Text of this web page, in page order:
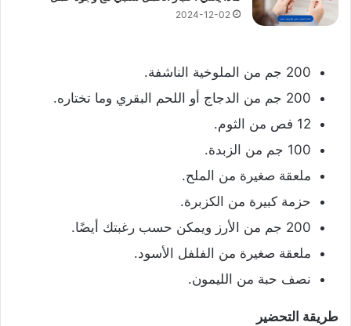
2024-12-02
200 جم من الملوخية الناشفة.
200 جم من الدجاج أو اللحم البقري وما تختاره.
12 فص من الثوم.
100 جم من الزبدة.
ملعقة صغيرة من الملح.
حزمة كبيرة من الكزبرة.
200 جم من الأرز ويمكن حسب رغبتك أيضًا.
ملعقة صغيرة من الفلفل الأسود.
نصف حبة من الليمون.
طريقة التحضير